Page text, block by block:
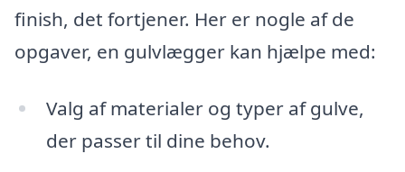
finish, det fortjener. Her er nogle af de
opgaver, en gulvlægger kan hjælpe med:
Valg af materialer og typer af gulve,
der passer til dine behov.